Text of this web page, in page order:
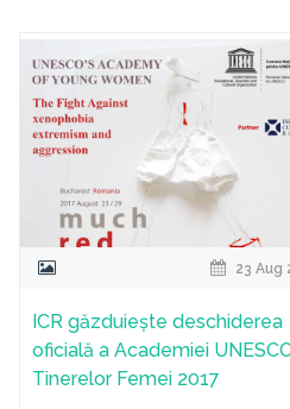
23 Aug
ICR găzduiește deschiderea
oficială a Academiei
Tinerelor Femei 2017